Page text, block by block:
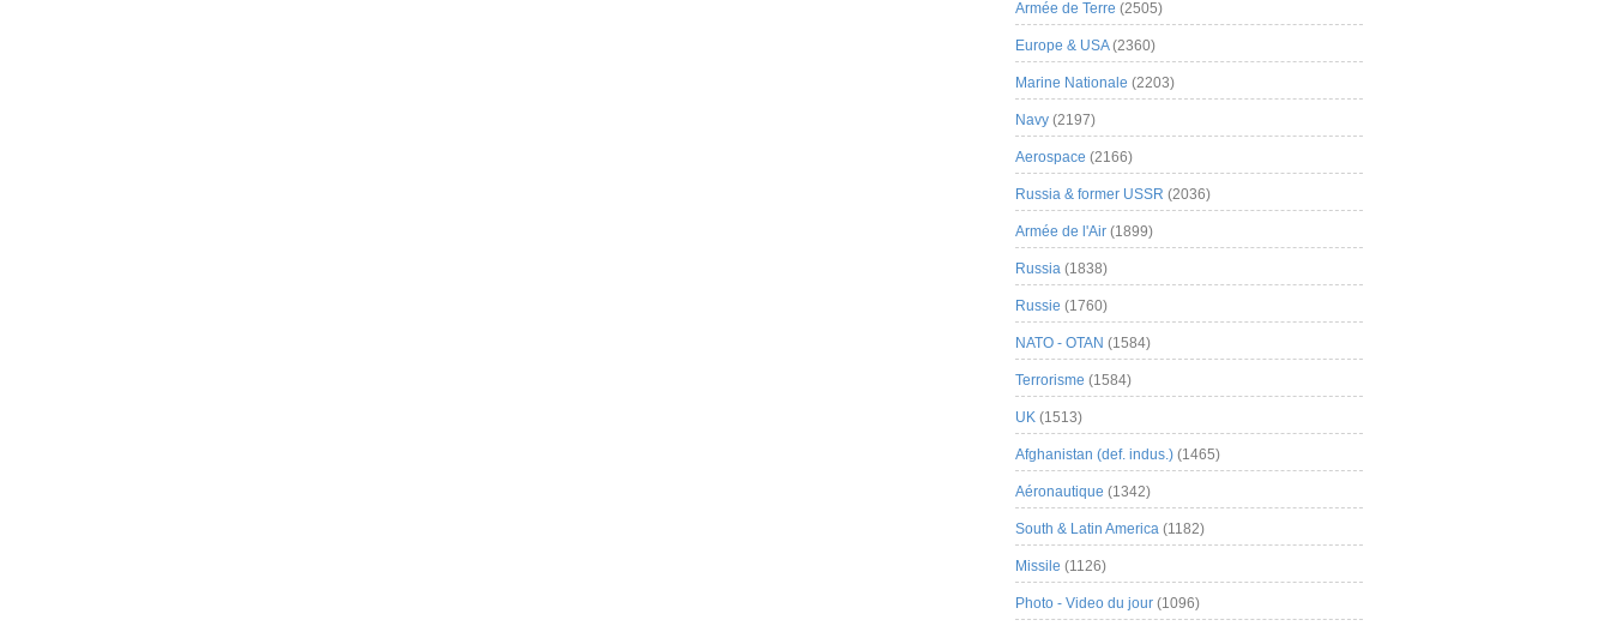
Armée de Terre (2505)
Europe & USA(2360)
Marine Nationale (2203)
Navy (2197)
Aerospace (2166)
Russia & former USSR (2036)
Armée de l'Air (1899)
Russia (1838)
Russie (1760)
NATO - OTAN (1584)
Terrorisme (1584)
UK (1513)
Afghanistan (def. indus.) (1465)
Aéronautique (1342)
South & Latin America (1182)
Missile (1126)
Photo - Video du jour (1096)